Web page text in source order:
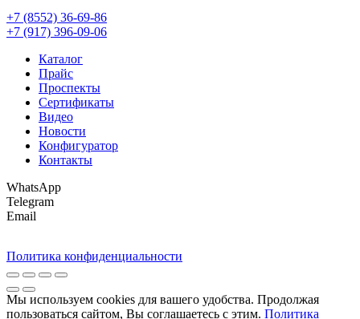
+7 (8552) 36-69-86
+7 (917) 396-09-06
Каталог
Прайс
Проспекты
Сертификаты
Видео
Новости
Конфигуратор
Контакты
WhatsApp
Telegram
Email
Политика конфиденциальности
Мы используем cookies для вашего удобства. Продолжая
пользоваться сайтом, Вы соглашаетесь с этим. Политика